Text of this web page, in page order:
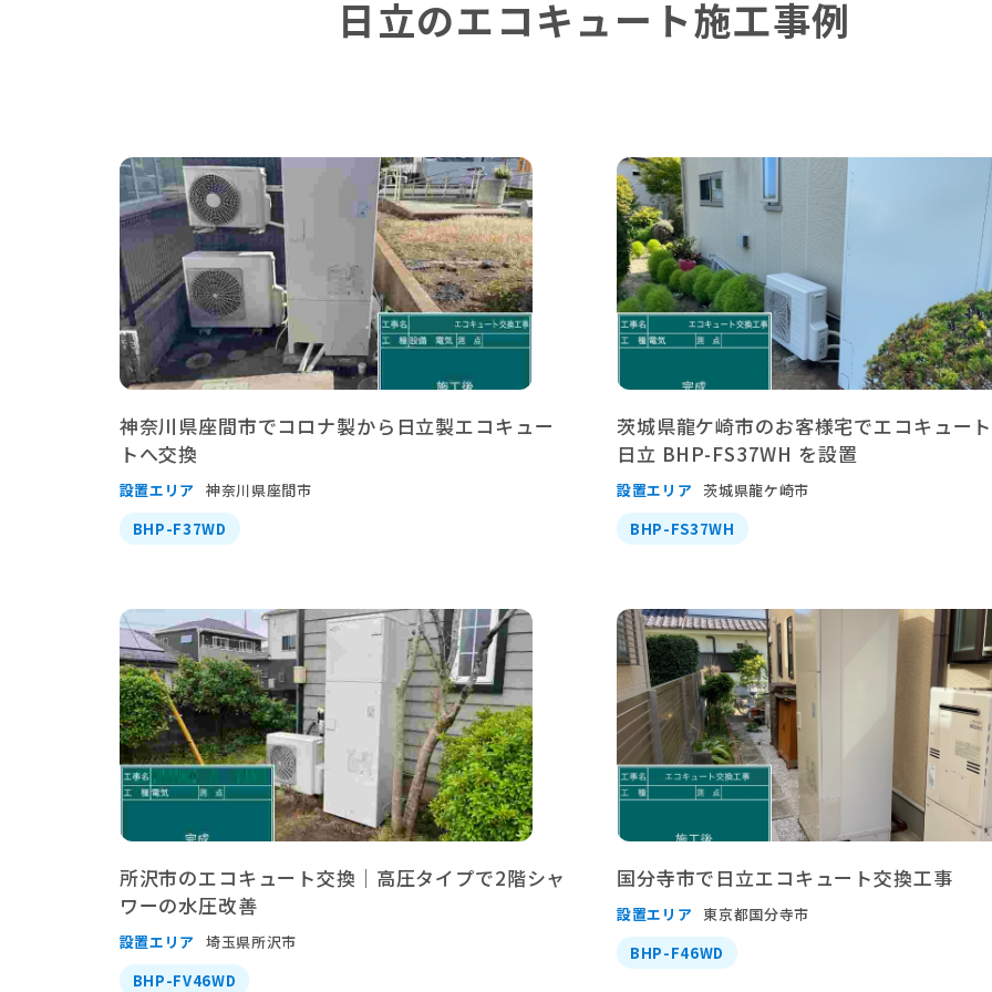
日立のエコキュート施工事例
神奈川県座間市でコロナ製から日立製エコキュー
トへ交換
設置エリア 神奈川県座間市
BHP-F37WD
茨城県龍ケ崎市のお客様宅でエコキュー
日立 BHP-FS37WH を設置
設置エリア 茨城県龍ケ崎市
BHP-FS37WH
所沢市のエコキュート交換｜高圧タイプで2階シャ
ワーの水圧改善
設置エリア 埼玉県所沢市
BHP-FV46WD
国分寺市で日立エコキュート交換工事
設置エリア 東京都国分寺市
BHP-F46WD